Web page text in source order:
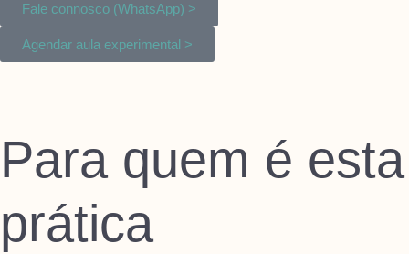
Fale connosco (WhatsApp) >
Agendar aula experimental >
Para quem é esta
prática